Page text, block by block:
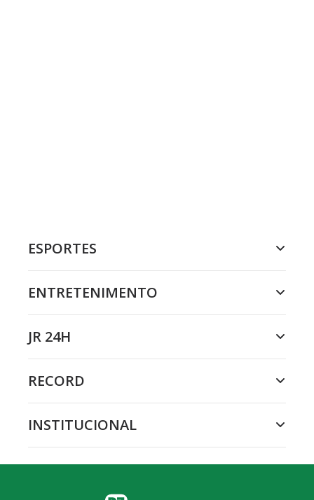
ESPORTES
ENTRETENIMENTO
JR 24H
RECORD
INSTITUCIONAL